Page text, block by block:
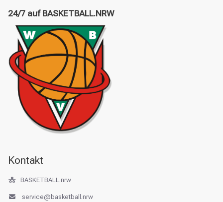
24/7 auf BASKETBALL.NRW
Kontakt
BASKETBALL.nrw
service@basketball.nrw